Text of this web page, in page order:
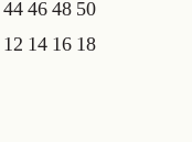
44 46 48 50
12 14 16 18